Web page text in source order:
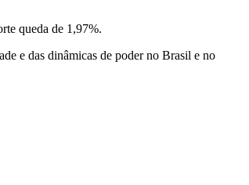
queda de 1,97%.
e das dinâmicas de poder no Brasil e no